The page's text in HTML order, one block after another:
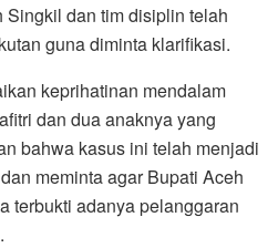
dan tim disiplin telah
guna diminta klarifikasi.
keprihatinan mendalam
dan dua anaknya yang
bahwa kasus ini telah menjadi
meminta agar Bupati Aceh
terbukti adanya pelanggaran